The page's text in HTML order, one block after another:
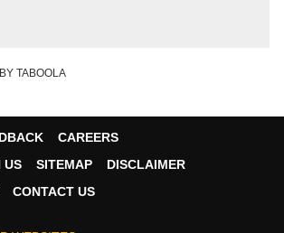
TABOOLA
CAREERS
US
SITEMAP
DISCLAIMER
CONTACT US